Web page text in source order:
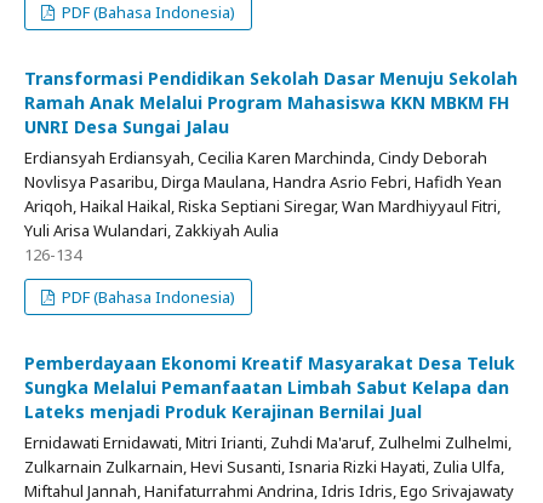
PDF (Bahasa Indonesia)
Transformasi Pendidikan Sekolah Dasar Menuju Sekolah
Ramah Anak Melalui Program Mahasiswa KKN MBKM FH
UNRI Desa Sungai Jalau
Erdiansyah Erdiansyah, Cecilia Karen Marchinda, Cindy Deborah
Novlisya Pasaribu, Dirga Maulana, Handra Asrio Febri, Hafidh Yean
Ariqoh, Haikal Haikal, Riska Septiani Siregar, Wan Mardhiyyaul Fitri,
Yuli Arisa Wulandari, Zakkiyah Aulia
126-134
PDF (Bahasa Indonesia)
Pemberdayaan Ekonomi Kreatif Masyarakat Desa Teluk
Sungka Melalui Pemanfaatan Limbah Sabut Kelapa dan
Lateks menjadi Produk Kerajinan Bernilai Jual
Ernidawati Ernidawati, Mitri Irianti, Zuhdi Ma'aruf, Zulhelmi Zulhelmi,
Zulkarnain Zulkarnain, Hevi Susanti, Isnaria Rizki Hayati, Zulia Ulfa,
Miftahul Jannah, Hanifaturrahmi Andrina, Idris Idris, Ego Srivajawaty